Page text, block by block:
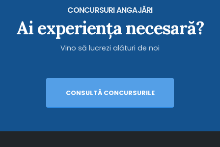
CONCURSURI ANGAJĂRI
Ai experiența necesară?
Vino să lucrezi alături de noi
CONSULTĂ CONCURSURILE